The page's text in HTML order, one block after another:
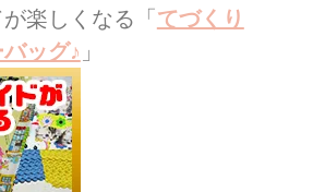
楽しくなる「てづくり
ッグ♪ 」